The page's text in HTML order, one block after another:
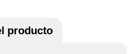
producto